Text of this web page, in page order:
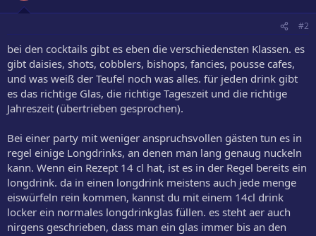
#2
bei den cocktails gibt es eben die verschiedensten Klassen. es
gibt daisies, shots, cobblers, bishops, fancies, pousse cafes,
und was weiß der Teufel noch was alles. für jeden drink gibt
es das richtige Glas, die richtige Tageszeit und die richtige
Jahreszeit (übertrieben gesprochen).
Bei einer party mit weniger anspruchsvollen gästen tun es in
regel einige Longdrinks, an denen man lang genaug nuckeln
kann. Wenn ein Rezept 14 cl hat, ist es in der Regel bereits ein
longdrink. da in einen longdrink meistens auch jede menge
eiswürfeln rein kommen, kannst du mit einem 14cl drink
locker ein normales longdrinkglas füllen. es steht aer auch
nirgens geschrieben, dass man ein glas immer bis an den